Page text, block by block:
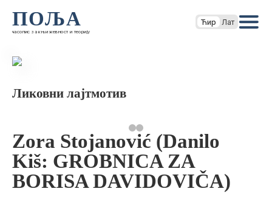
ПОЉА
часопис за књижевност и теорију
Ћир Лат
Ликовни лајтмотив
Zora Stojanović (Danilo
Kiš: GROBNICA ZA
BORISA DAVIDOVIČA)